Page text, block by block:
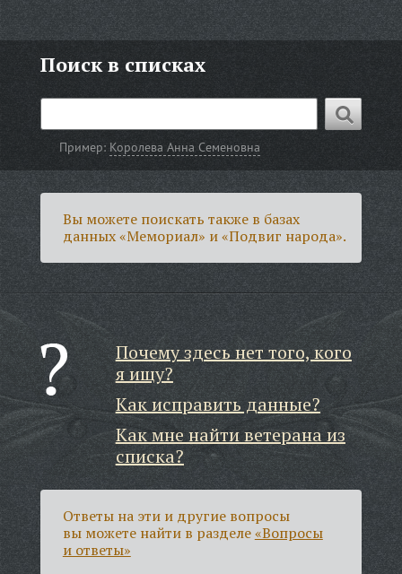
Поиск в списках
Пример: Королева Анна Семеновна
Вы можете поискать также в базах
данных «Мемориал» и «Подвиг народа».
Почему здесь нет того, кого
я ищу?
Как исправить данные?
Как мне найти ветерана из
списка?
Ответы на эти и другие вопросы
вы можете найти в разделе«Вопросы
и ответы»